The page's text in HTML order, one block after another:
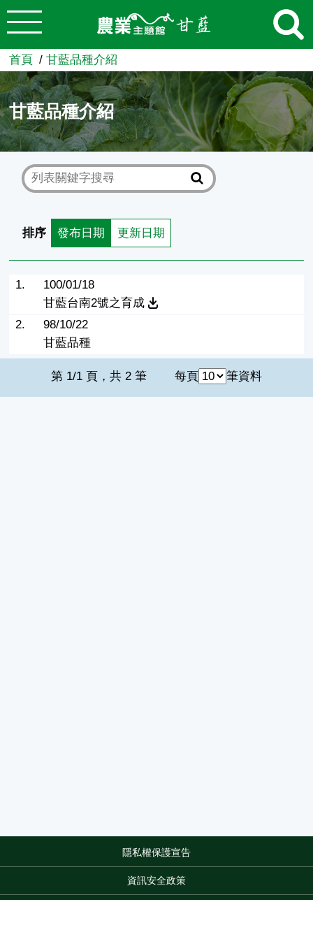
跳到主要內容
農業知識入口網
首頁 甘藍品種介紹
甘藍品種介紹
排序 發布日期 更新日期
1.
100/01/18
甘藍台南2號之育成
2.
98/10/22
甘藍品種
第 1/1 頁，共 2 筆 每頁 筆資料
隱私權保護宣告
資訊安全政策